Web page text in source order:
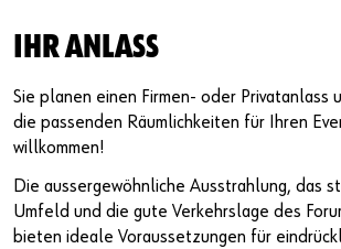
Kontaktformular
Vergangene Ausstellungen
IHR ANLASS
Sie planen einen Firmen- oder Privatanlass
die passenden Räumlichkeiten für Ihren
willkommen!
Die aussergewöhnliche Ausstrahlung, das
Umfeld und die gute Verkehrslage des
bieten ideale Voraussetzungen für